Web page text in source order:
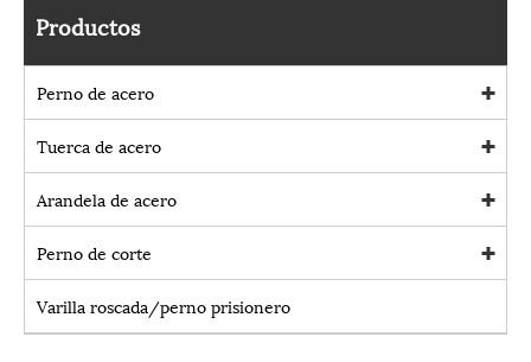
Productos
Perno de acero
Tuerca de acero
Arandela de acero
Perno de corte
Varilla roscada/perno prisionero